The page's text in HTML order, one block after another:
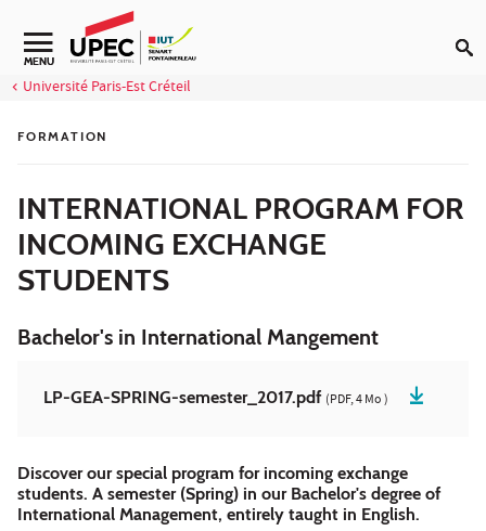
Aller au contenu
Navigation secondaire
MENU
Université Paris-Est Créteil
FORMATION
INTERNATIONAL PROGRAM FOR
INCOMING EXCHANGE
STUDENTS
Bachelor's in International Mangement
LP-GEA-SPRING-semester_2017.pdf (PDF, 4 Mo )
Discover our special program for incoming exchange
students. A semester (Spring) in our Bachelor's degree of
International Management, entirely taught in English.